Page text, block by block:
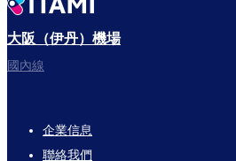
大阪（伊丹）機場
國內線
Footer
企業信息
聯絡我們